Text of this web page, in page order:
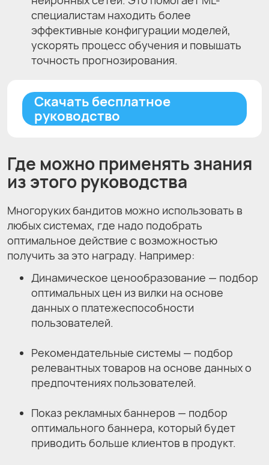
специалистам находить более
эффективные конфигурации моделей,
ускорять процесс обучения и повышать
точность прогнозирования.
Скачать бесплатное
руководство
Где можно применять знания
из этого руководства
Многоруких бандитов можно использовать в
любых системах, где надо подобрать
оптимальное действие с возможностью
получить за это награду. Например:
Динамическое ценообразование — подбор
оптимальных цен из вилки на основе
данных о платежеспособности
пользователей.
Рекомендательные системы — подбор
релевантных товаров на основе данных о
предпочтениях пользователей.
Показ рекламных баннеров — подбор
оптимального баннера, который будет
приводить больше клиентов в продукт.